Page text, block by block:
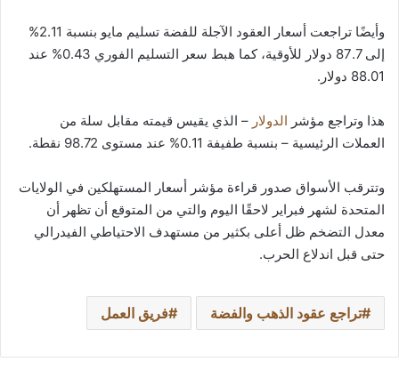
وأيضًا تراجعت أسعار العقود الآجلة للفضة تسليم مايو بنسبة 2.11%
إلى 87.7 دولار للأوقية، كما هبط سعر التسليم الفوري 0.43% عند
88.01 دولار.
هذا وتراجع مؤشر الدولار – الذي يقيس قيمته مقابل سلة من
العملات الرئيسية – بنسبة طفيفة 0.11% عند مستوى 98.72 نقطة.
وتترقب الأسواق صدور قراءة مؤشر أسعار المستهلكين في الولايات
المتحدة لشهر فبراير لاحقًا اليوم والتي من المتوقع أن تظهر أن
معدل التضخم ظل أعلى بكثير من مستهدف الاحتياطي الفيدرالي
حتى قبل اندلاع الحرب.
تراجع عقود الذهب والفضة فريق العمل